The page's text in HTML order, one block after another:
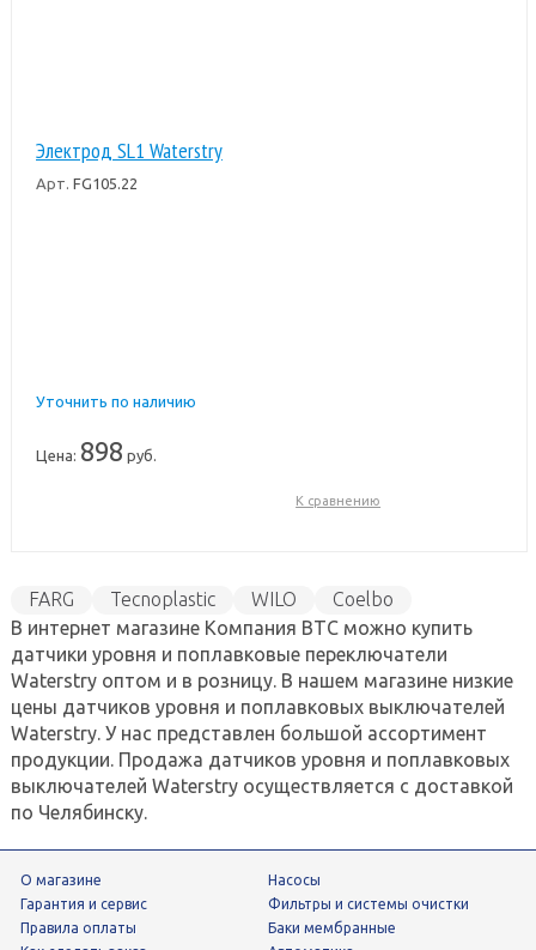
Электрод SL1 Waterstry
Арт. FG105.22
Уточнить по наличию
Цена: 898 руб.
К сравнению
FARG Tecnoplastic WILO
Coelbo
Italtecnica
Grundfos Waterstry
В интернет магазине Компания ВТС можно купить
датчики уровня и поплавковые переключатели
Waterstry оптом и в розницу. В нашем магазине низкие
цены датчиков уровня и поплавковых выключателей
Waterstry. У нас представлен большой ассортимент
продукции. Продажа датчиков уровня и поплавковых
выключателей Waterstry осуществляется с доставкой
по Челябинску.
О магазине
Гарантия и сервис
Правила оплаты
Насосы
фильтры и системы очистки
Баки мембранные